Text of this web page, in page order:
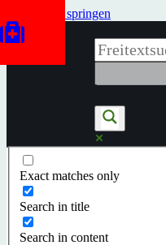
Zum Inhalt springen
Exact matches only
Search in title
Search in content